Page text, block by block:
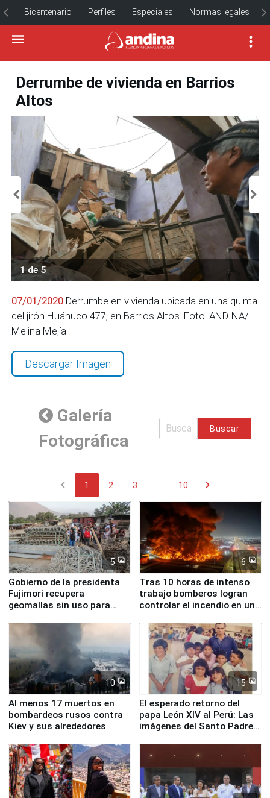
Bicentenario Perfiles Especiales Normas legales
Derrumbe de vivienda en Barrios
Altos
1 de 5
07/01/2020 Derrumbe en vivienda ubicada en una quinta
del jirón Huánuco 477, en Barrios Altos. Foto: ANDINA/
Melina Mejía
Descargar Imagen
Galería
Fotográfica
Buscar
chevron_left 1 2 3 10 chevron_right
5
Gobierno de la presidenta
Fujimori recupera
geomallas sin uso para
Fenómeno El Niño
6
Tras 10 horas de intenso
trabajo bomberos logran
controlar el incendio en una
de Chile
10
Al menos 17 muertos en
bombardeos rusos contra
Kiev y sus alrededores
15
El esperado retorno del
papa León XIV al Perú: Las
imágenes del Santo Padre